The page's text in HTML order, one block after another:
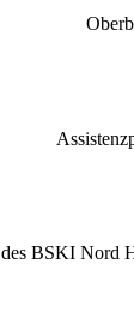
BSKI Nord